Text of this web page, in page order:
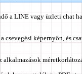
a LINE vagy üzleti chat
csevegési képernyőn, és
alkalmazások